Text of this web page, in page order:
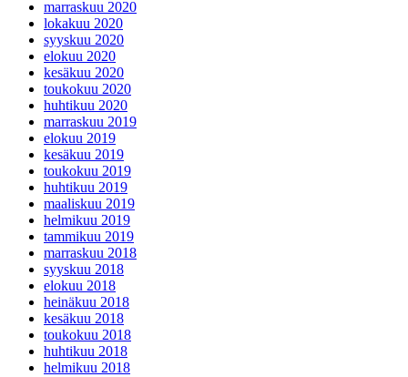
marraskuu 2020
lokakuu 2020
syyskuu 2020
elokuu 2020
kesäkuu 2020
toukokuu 2020
huhtikuu 2020
marraskuu 2019
elokuu 2019
kesäkuu 2019
toukokuu 2019
huhtikuu 2019
maaliskuu 2019
helmikuu 2019
tammikuu 2019
marraskuu 2018
syyskuu 2018
elokuu 2018
heinäkuu 2018
kesäkuu 2018
toukokuu 2018
huhtikuu 2018
helmikuu 2018